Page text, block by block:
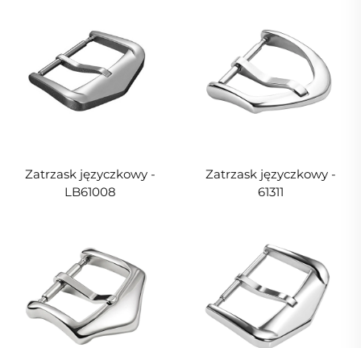
Zatrzask języczkowy -
LB61008
Zatrzask języczkowy -
61311